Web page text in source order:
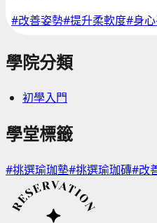
#改善姿勢#提升柔軟度#身
學院分類
初學入門
學堂標籤
#挑選瑜珈墊#挑選瑜珈磚#改